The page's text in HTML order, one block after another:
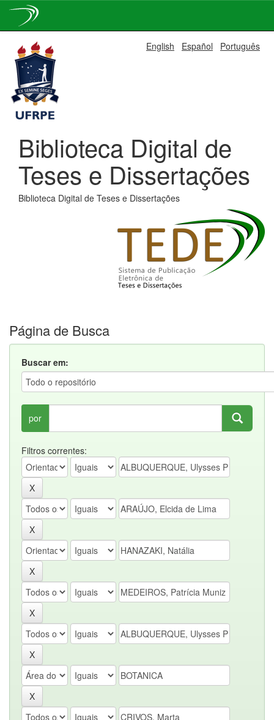
navigation
English Español Português
Biblioteca Digital de
Teses e Dissertações
Biblioteca Digital de Teses e Dissertações
Página de Busca
Buscar em:
por
Filtros correntes: